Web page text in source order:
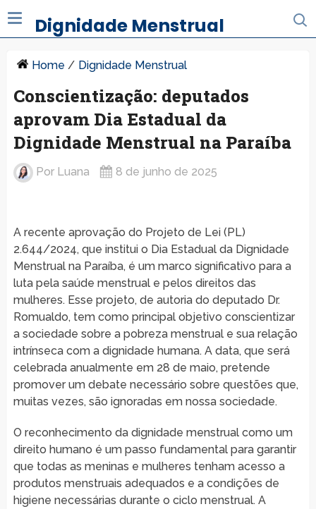
Dignidade Menstrual
Home / Dignidade Menstrual
Conscientização: deputados
aprovam Dia Estadual da
Dignidade Menstrual na Paraíba
Por Luana 8 de junho de 2025
A recente aprovação do Projeto de Lei (PL)
2.644/2024, que institui o Dia Estadual da Dignidade
Menstrual na Paraíba, é um marco significativo para a
luta pela saúde menstrual e pelos direitos das
mulheres. Esse projeto, de autoria do deputado Dr.
Romualdo, tem como principal objetivo conscientizar
a sociedade sobre a pobreza menstrual e sua relação
intrínseca com a dignidade humana. A data, que será
celebrada anualmente em 28 de maio, pretende
promover um debate necessário sobre questões que,
muitas vezes, são ignoradas em nossa sociedade.
O reconhecimento da dignidade menstrual como um
direito humano é um passo fundamental para garantir
que todas as meninas e mulheres tenham acesso a
produtos menstruais adequados e a condições de
higiene necessárias durante o ciclo menstrual. A